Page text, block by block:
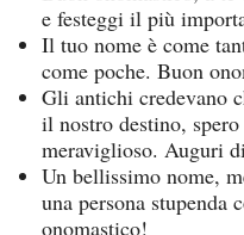
e festeggi il più
Il tuo nome è come
come poche. Buon
Gli antichi credevano
il nostro destino,
meraviglioso. Auguri
Un bellissimo nome,
una persona stupenda
onomastico!